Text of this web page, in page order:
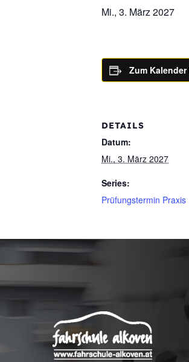
Mi., 3. März 2027
Zum
DETAILS
Datum:
Mi., 3. März 2027
Series:
Prüfungstermin Praxis